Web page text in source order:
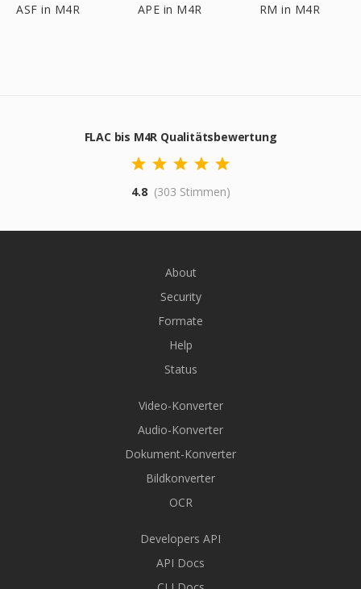
ASF in M4R APE in M4R RM in M4R
FLAC bis M4R Qualitätsbewertung
4.8 (303 Stimmen)
About
Security
Formate
Help
Status
Video-Konverter
Audio-Konverter
Dokument-Konverter
Bildkonverter
OCR
Developers API
API Docs